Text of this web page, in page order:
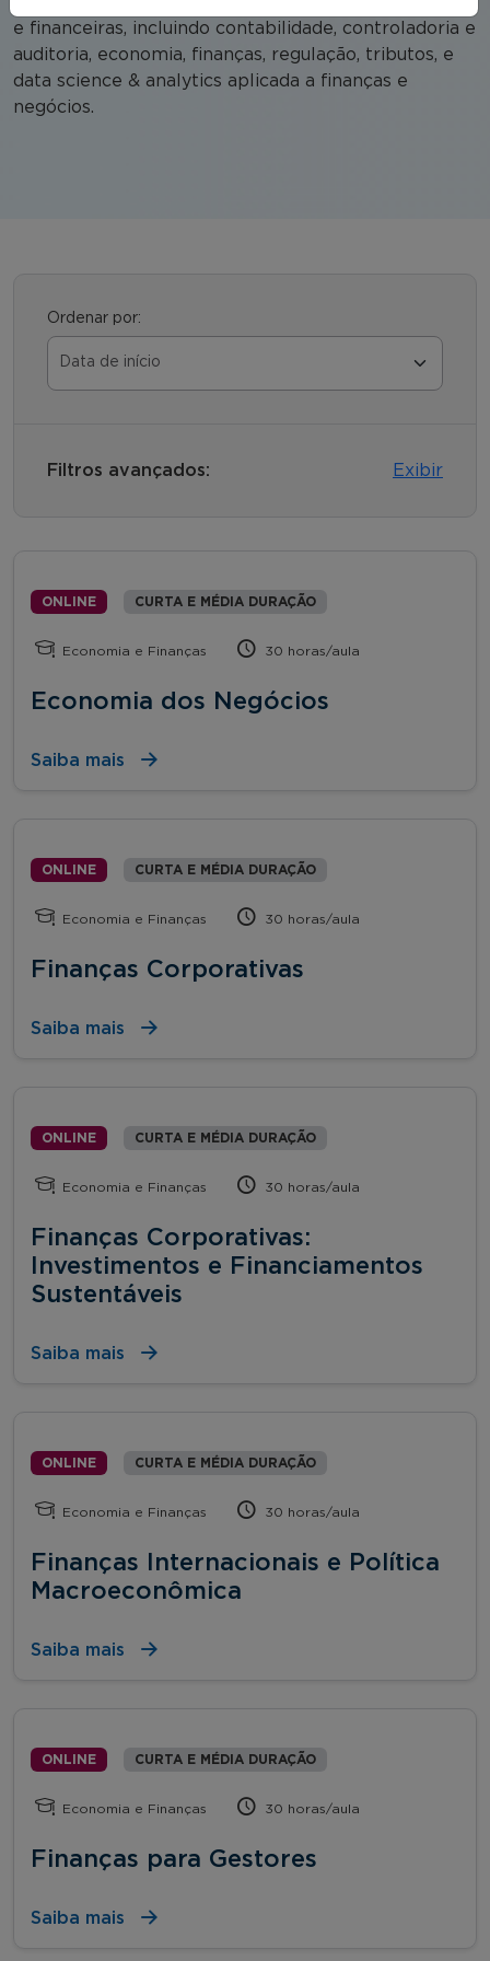
e financeiras, incluindo contabilidade, controladoria e
auditoria, economia, finanças, regulação, tributos, e
data science & analytics aplicada a finanças e
negócios.
Ordenar por:
Filtros avançados: Exibir
ONLINE CURTA E MÉDIA DURAÇÃO
Economia e Finanças 30 horas/aula
Economia dos Negócios
Saiba mais
ONLINE CURTA E MÉDIA DURAÇÃO
Economia e Finanças 30 horas/aula
Finanças Corporativas
Saiba mais
ONLINE CURTA E MÉDIA DURAÇÃO
Economia e Finanças 30 horas/aula
Finanças Corporativas:
Investimentos e Financiamentos
Sustentáveis
Saiba mais
ONLINE CURTA E MÉDIA DURAÇÃO
Economia e Finanças 30 horas/aula
Finanças Internacionais e Política
Macroeconômica
Saiba mais
ONLINE CURTA E MÉDIA DURAÇÃO
Economia e Finanças 30 horas/aula
Finanças para Gestores
Saiba mais